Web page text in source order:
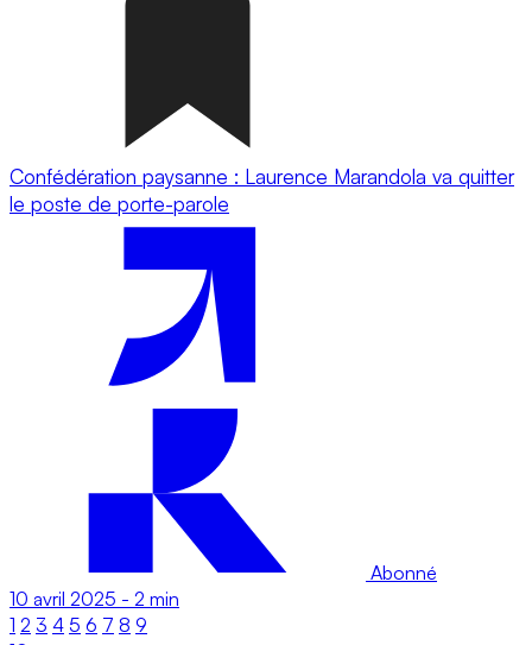
Confédération paysanne : Laurence Marandola va quitter
le poste de porte-parole
Abonné
10 avril 2025 - 2 min
1 2 3 4 5 6 7 8 9